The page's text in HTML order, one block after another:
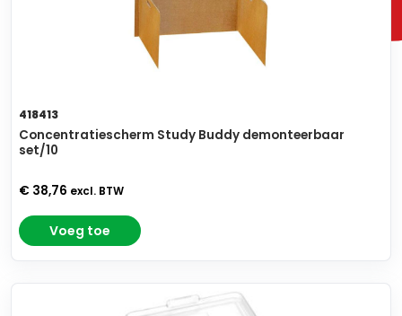
418413
Concentratiescherm Study Buddy demonteerbaar
set/10
€ 38,76 excl. BTW
Voeg toe